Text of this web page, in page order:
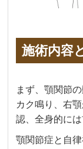
施術内容
まず、顎関節
カク鳴り、右
認、全身的に
顎関節症と自